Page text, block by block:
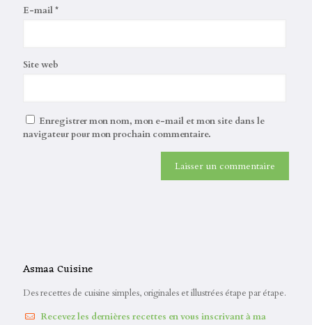
E-mail*
Site web
Enregistrer mon nom, mon e-mail et mon site dans le
navigateur pour mon prochain commentaire.
Asmaa Cuisine
Des recettes de cuisine simples, originales et illustrées étape par étape.
Recevez les dernières recettes en vous inscrivant à ma